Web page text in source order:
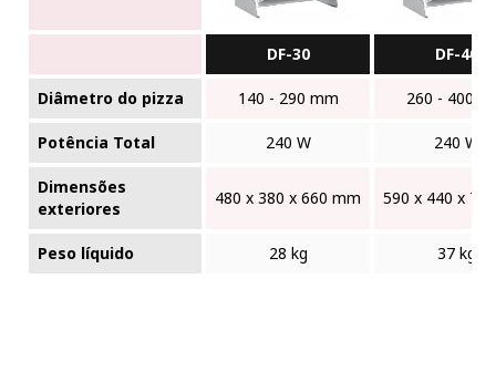
DF-30 DF-40
Diâmetro do pizza 140 - 290 mm 260 - 400
Potência Total 240 W 240 W
Dimensões
exteriores
480 x 380 x 660 mm 590 x 440 x
Peso líquido 28 kg 37 kg